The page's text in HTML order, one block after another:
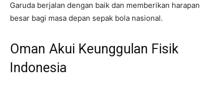
Garuda berjalan dengan baik dan memberikan harapan
besar bagi masa depan sepak bola nasional.
Oman Akui Keunggulan Fisik
Indonesia